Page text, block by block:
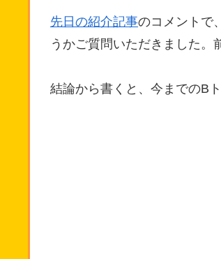
先日の紹介記事のコメントで
うかご質問いただきました。
結論から書くと、今までのB